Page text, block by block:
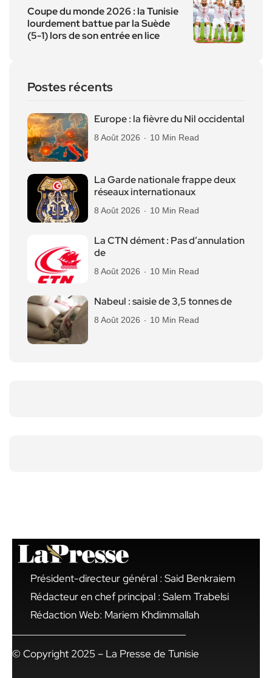
Coupe du monde 2026 : la Tunisie
lourdement battue par la Suède
(5-1) lors de son entrée en lice
Postes récents
Europe : la fièvre du Nil occidental
8 Août 2026 10 Min Read
La Garde nationale frappe deux
réseaux internationaux
8 Août 2026 10 Min Read
La CTN dément : Pas d’annulation
de
8 Août 2026 10 Min Read
Nabeul : saisie de 3,5 tonnes de
8 Août 2026 10 Min Read
Président-directeur général : Said Benkraiem
Rédacteur en chef principal : Salem Trabelsi
Rédaction Web: Mariem Khdimmallah
© Copyright 2025 – La Presse de Tunisie